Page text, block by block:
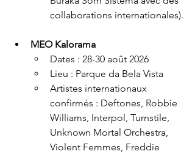
collaborations internationales).
MEO Kalorama
Dates : 28-30 août 2026
Lieu : Parque da Bela Vista
Artistes internationaux
confirmés : Deftones, Robbie
Williams, Interpol, Turnstile,
Unknown Mortal Orchestra,
Violent Femmes, Freddie